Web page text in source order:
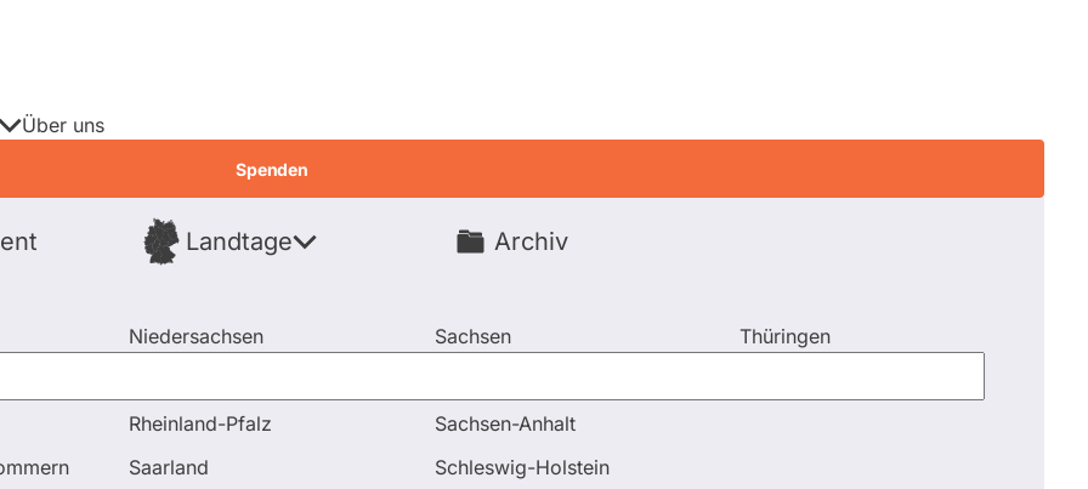
Landtage
Niedersachsen
Rheinland-Pfalz
Saarland
Sachsen
Sachsen-Anhalt
Schleswig-Holstein
Thüringen
Archiv
Über uns
Spenden